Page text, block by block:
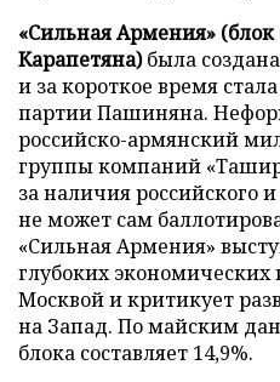
«Сильная Армения»
Карапетяна)была
и за короткое время
партии Пашиняна.
российско-армянский
группы компаний
за наличия российского
не может сам
«Сильная Армения»
глубоких экономических
Москвой и критикует
на Запад. По майским
блока составляет 14,9%.